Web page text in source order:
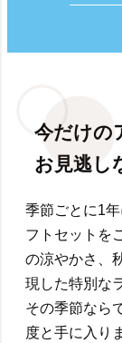
今だけの
お見逃し
季節ごとに1
フトセットを
の涼やかさ、
現した特別な
その季節なら
度と手に入り